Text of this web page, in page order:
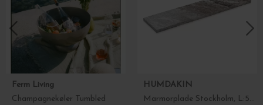
Ferm Living
Champagnekøler Tumbled
HUMDAKIN
Marmorplade Stockholm, L:55*14